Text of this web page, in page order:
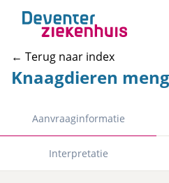
← Terug naar index
Knaagdieren
Aanvraaginformatie
Interpretatie